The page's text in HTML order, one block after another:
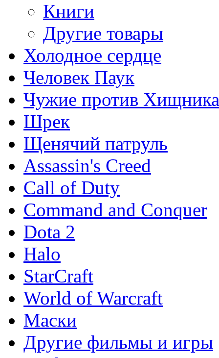
Книги
Другие товары
Холодное сердце
Человек Паук
Чужие против Хищника
Шрек
Щенячий патруль
Assassin's Creed
Call of Duty
Command and Conquer
Dota 2
Halo
StarCraft
World of Warcraft
Маски
Другие фильмы и игры